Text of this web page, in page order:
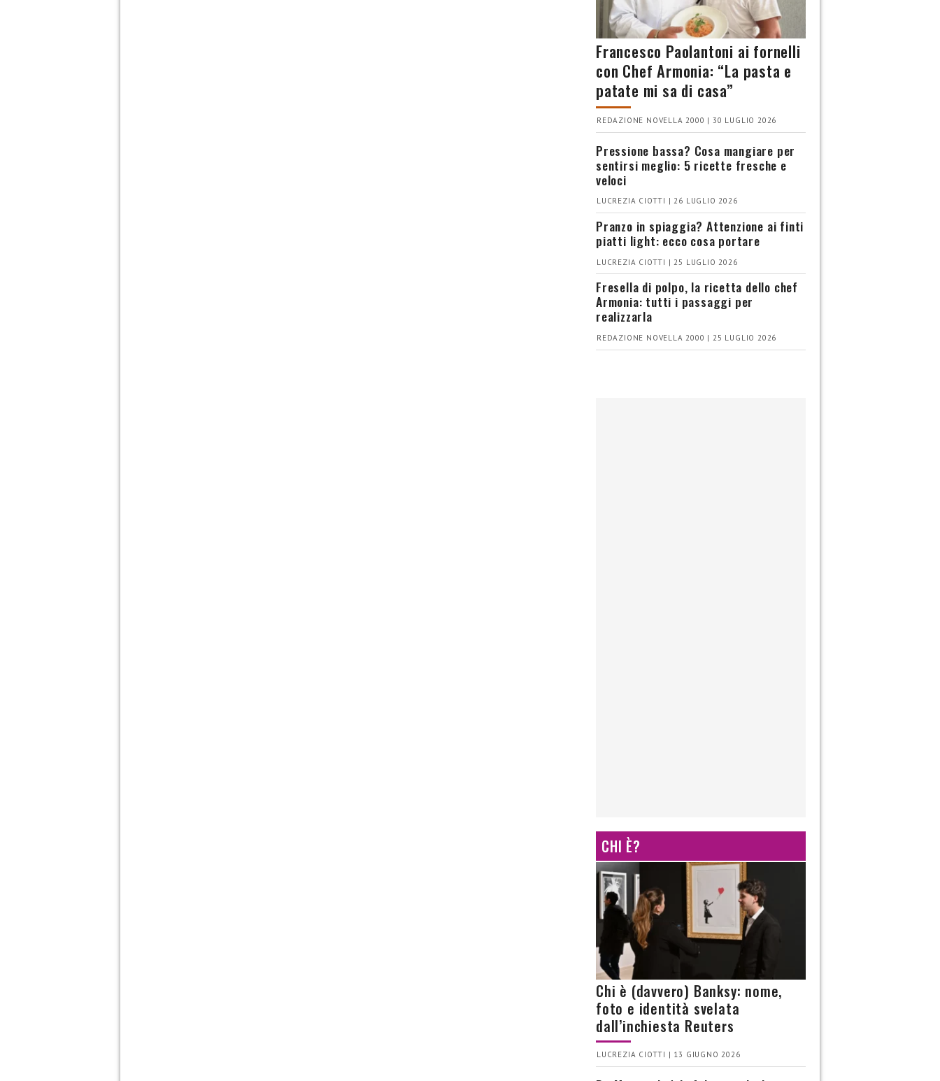
Francesco Paolantoni ai fornelli
con Chef Armonia: “La pasta e
patate mi sa di casa”
REDAZIONE NOVELLA 2000 | 30 LUGLIO 2026
Pressione bassa? Cosa mangiare per
sentirsi meglio: 5 ricette fresche e
veloci
LUCREZIA CIOTTI | 26 LUGLIO 2026
Pranzo in spiaggia? Attenzione ai finti
piatti light: ecco cosa portare
LUCREZIA CIOTTI | 25 LUGLIO 2026
Fresella di polpo, la ricetta dello chef
Armonia: tutti i passaggi per
realizzarla
REDAZIONE NOVELLA 2000 | 25 LUGLIO 2026
CHI È?
Chi è (davvero) Banksy: nome,
foto e identità svelata
dall’inchiesta Reuters
LUCREZIA CIOTTI | 13 GIUGNO 2026